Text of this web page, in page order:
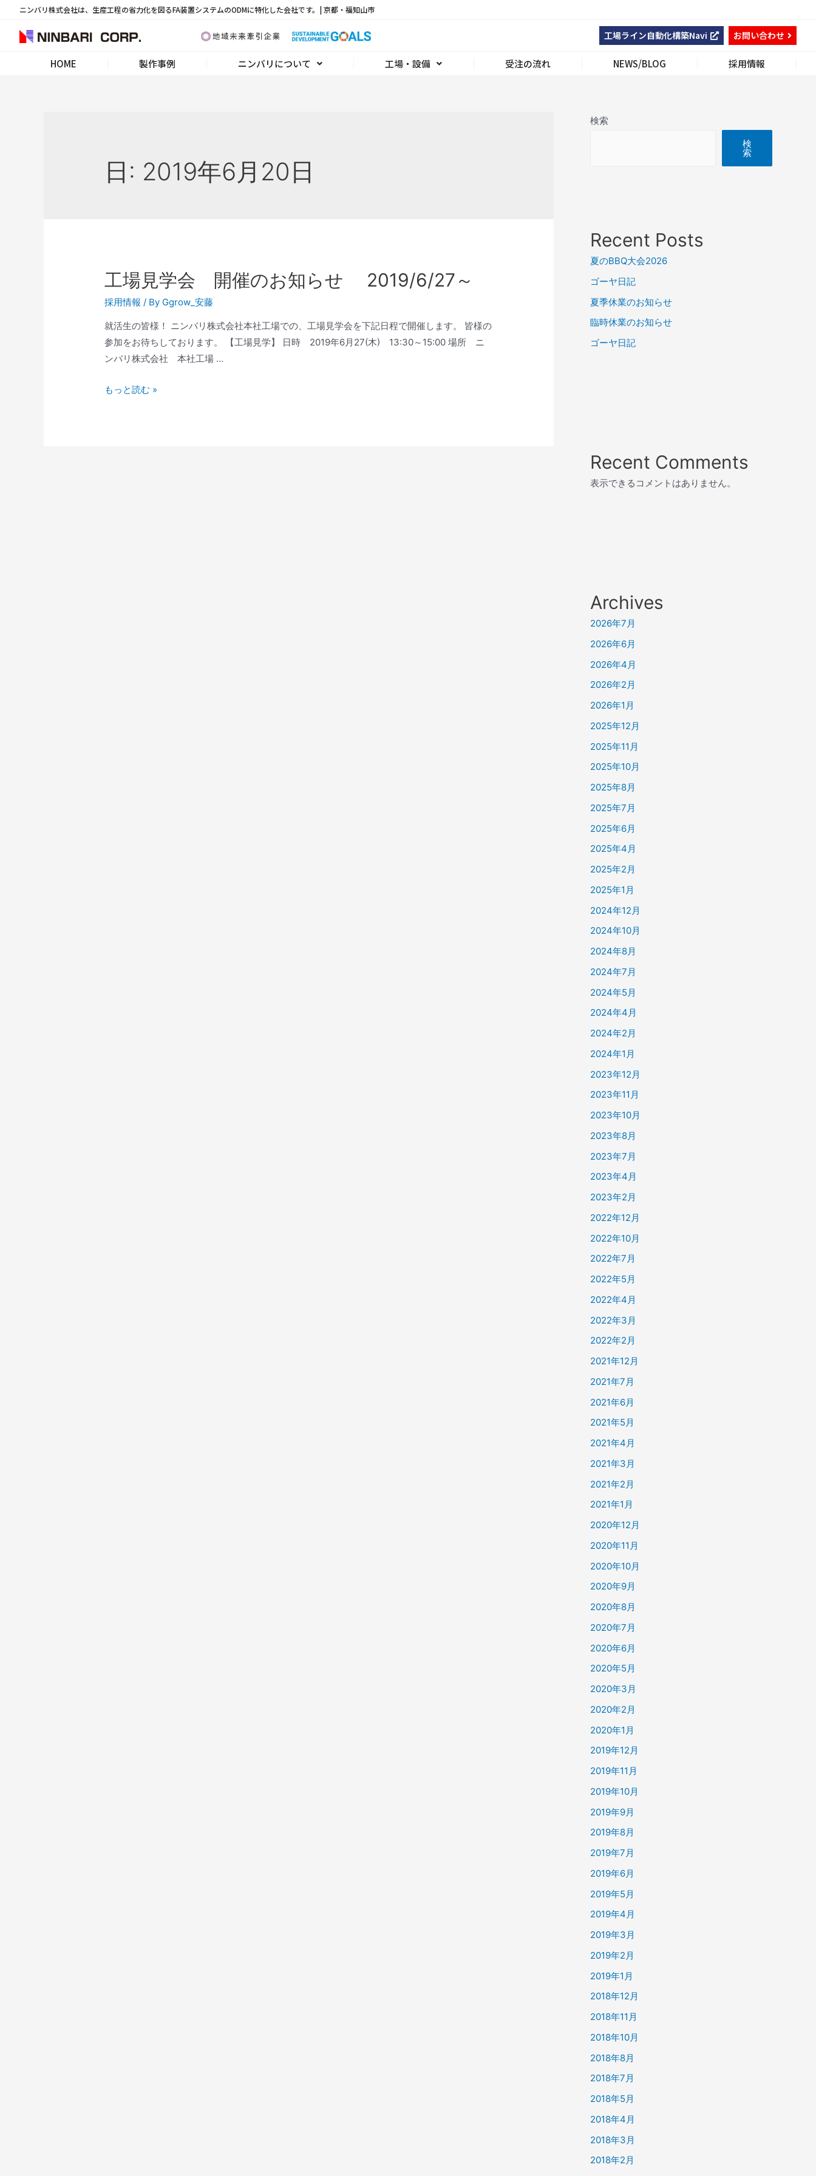
ニンバリ株式会社は、生産工程の省力化を図るFA装置システムのODMに特化した会社です。| 京都・福知山市
工場ライン自動化構築Navi お問い合わせ
HOME 製作事例 ニンバリについて 工場・設備 受注の流れ NEWS/BLOG 採用情報
日: 2019年6月20日
工場見学会 開催のお知らせ 2019/6/27～
採用情報 / By Ggrow_安藤
就活生の皆様！ ニンバリ株式会社本社工場での、工場見学会を下記日程で開催します。 皆様の
参加をお待ちしております。 【工場見学】 日時 2019年6月27(木) 13:30～15:00 場所 ニ
ンバリ株式会社 本社工場 …
もっと読む »
検索
検
索
Recent Posts
夏のBBQ大会2026
ゴーヤ日記
夏季休業のお知らせ
臨時休業のお知らせ
ゴーヤ日記
Recent Comments
表示できるコメントはありません。
Archives
2026年7月
2026年6月
2026年4月
2026年2月
2026年1月
2025年12月
2025年11月
2025年10月
2025年8月
2025年7月
2025年6月
2025年4月
2025年2月
2025年1月
2024年12月
2024年10月
2024年8月
2024年7月
2024年5月
2024年4月
2024年2月
2024年1月
2023年12月
2023年11月
2023年10月
2023年8月
2023年7月
2023年4月
2023年2月
2022年12月
2022年10月
2022年7月
2022年5月
2022年4月
2022年3月
2022年2月
2021年12月
2021年7月
2021年6月
2021年5月
2021年4月
2021年3月
2021年2月
2021年1月
2020年12月
2020年11月
2020年10月
2020年9月
2020年8月
2020年7月
2020年6月
2020年5月
2020年3月
2020年2月
2020年1月
2019年12月
2019年11月
2019年10月
2019年9月
2019年8月
2019年7月
2019年6月
2019年5月
2019年4月
2019年3月
2019年2月
2019年1月
2018年12月
2018年11月
2018年10月
2018年8月
2018年7月
2018年5月
2018年4月
2018年3月
2018年2月